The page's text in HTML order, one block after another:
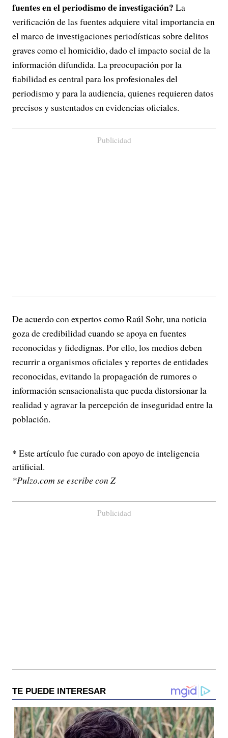
fuentes en el periodismo de investigación? La
verificación de las fuentes adquiere vital importancia en
el marco de investigaciones periodísticas sobre delitos
graves como el homicidio, dado el impacto social de la
información difundida. La preocupación por la
fiabilidad es central para los profesionales del
periodismo y para la audiencia, quienes requieren datos
precisos y sustentados en evidencias oficiales.
Publicidad
De acuerdo con expertos como Raúl Sohr, una noticia
goza de credibilidad cuando se apoya en fuentes
reconocidas y fidedignas. Por ello, los medios deben
recurrir a organismos oficiales y reportes de entidades
reconocidas, evitando la propagación de rumores o
información sensacionalista que pueda distorsionar la
realidad y agravar la percepción de inseguridad entre la
población.
* Este artículo fue curado con apoyo de inteligencia
artificial.
*Pulzo.com se escribe con Z
Publicidad